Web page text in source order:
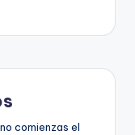
comienzas el